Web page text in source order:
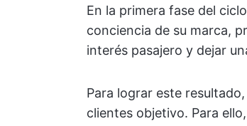
En la primera fase del
conciencia de su marca,
interés pasajero y dejar
Para lograr este
clientes objetivo. Para